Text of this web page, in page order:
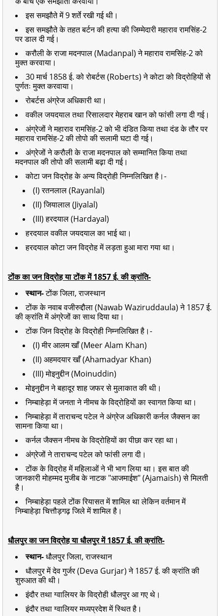
इस समझौते में 9 शर्ते रखी गई थी।
इस समझौते के तहत बर्टन की हत्या की जिम्मेदारी महाराव रामसिंह-2
पर डाल दी गई।
करौली के राजा मदनपाल (Madanpal) ने महाराव रामसिंह-2 को
मुक्त करवाया।
30 मार्च 1858 ई. को रोबर्टस (Roberts) ने कोटा को विद्रोहियों से
पुर्णतः मुक्त करवाया।
रोबर्टस अंग्रेज अधिकारी था।
वकील जयदयाल तथारिसालदार मेहराब खान को फांसी लगा दी गई।
अंग्रेजों ने महाराव रामसिंह-2 को भी दंडित किया तथा दंड के तौर पर
महाराव रामसिंह-2 की तोपो की सलामी घटा दी गई।
अंग्रेजों ने करौली के राजा मदनपाल को सम्मानित किया तथा
मदनपाल की तोपो की सलामी बढ़ा दी गई।
कोटा जन विद्रोह के अन्य विद्रोही निम्नलिखित है।-
(I) रतनलाल (Rayanlal)
(II) जियालाल (Jiyalal)
(III) हरदयाल (Hardayal)
हरदयाल वकील जयदयाल का भाई था।
हरदयाल कोटा जन विद्रोह में लड़ता हुआ मारा गया था।
टोंक का जन विद्रोह या टोंक में 1857 ई. की क्रांति-
स्थान-टोंक जिला, राजस्थान
टोंक के नवाब वजीरुद्दौला (Nawab Waziruddaula) ने 1857 ई.
की क्रांति में अंग्रेजों का साथ दिया था।
टोंक जिन विद्रोह के विद्रोही निम्नलिखित है।-
(I) मीर आलम खाँ (Meer Alam Khan)
(II) अहमदयार खाँ (Ahamadyar Khan)
(III) मोइनुद्दीन (Moinuddin)
मोइनुद्दीन ने बहादूर शाह जफर से मुलाकात की थी।
निम्बाहेड़ा में जनता ने नीमच के विद्रोहियों का स्वागत किया था।
निम्बाहेड़ा में ताराचन्द पटेल ने अंग्रेज अधिकारी कर्नल जैक्सन का
सामना किया था।
कर्नल जैक्सन नीमच के विद्रोहियों का पीछा कर रहा था।
अंग्रेजों ने ताराचन्द पटेल को फांसी लगा दी।
टोंक के विद्रोह में महिलाओं ने भी भाग लिया था। इस बात की
जानकारी मोहम्मद मुजीब के नाटक "आजमाईश" (Ajamaish) से मिलती
है।
निम्बाहेड़ा पहले टोंक रियासत में शामिल था लेकिन वर्तमान में
निम्बाहेड़ा चित्तौड़गढ़ जिले में शामिल है।
धौलपुर का जन विद्रोह या धौलपुर में 1857 ई. की क्रांति-
स्थान-धौलपुर जिला, राजस्थान
धौलपुर में देव गुर्जर (Deva Gurjar) ने 1857 ई. की क्रांति की
शुरुआत की थी।
इंदौर तथा ग्वालियर के विद्रोही धौलपुर आ गए थे।
इंदौर तथा ग्वालियर मध्यप्रदेश में स्थित है।